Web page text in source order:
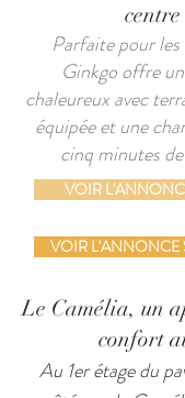
Parfaite pour
Ginkgo offre
chaleureux avec
équipée et une
cinq minutes
VOIR
VOIR L'ANNONCE
Le Camélia, un
confort
Au 1er étage du